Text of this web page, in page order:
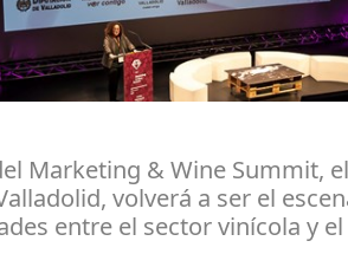
Marketing & Wine Summit,
volverá a ser el
entre el sector vinícola y